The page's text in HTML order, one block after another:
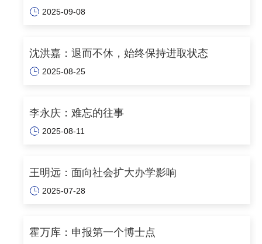
2025-09-08
沈洪嘉：退而不休，始终保持进取状态
2025-08-25
李永庆：难忘的往事
2025-08-11
王明远：面向社会扩大办学影响
2025-07-28
霍万库：申报第一个博士点